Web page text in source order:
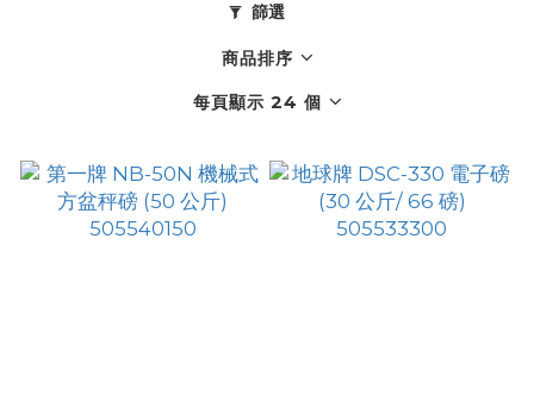
篩選
商品排序
每頁顯示 24 個